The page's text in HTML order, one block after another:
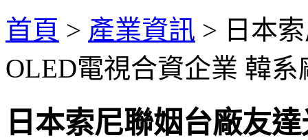
首頁 > 產業資訊 > 日本
OLED電視合資企業 韓系
日本索尼聯姻台廠友